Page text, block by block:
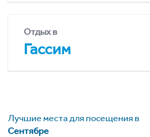
Отдых в
Гассим
Лучшие места для посещения в
Сентябре